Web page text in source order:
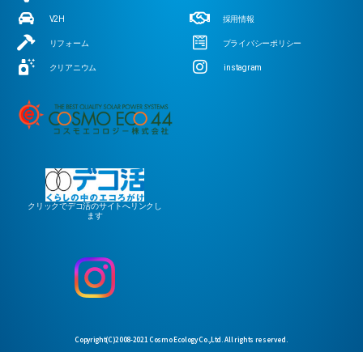
V2H
リフォーム
クリアニウム
採用情報
プライバシーポリシー
instagram
クリックでデコ活のサイトへリンクし
ます
Copyright(C)2008-2021 Cosmo Ecology Co.,Ltd. All rights reserved.